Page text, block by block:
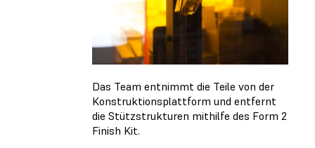
Das Team entnimmt die Teile von der
Konstruktionsplattform und entfernt
die Stützstrukturen mithilfe des Form 2
Finish Kit.